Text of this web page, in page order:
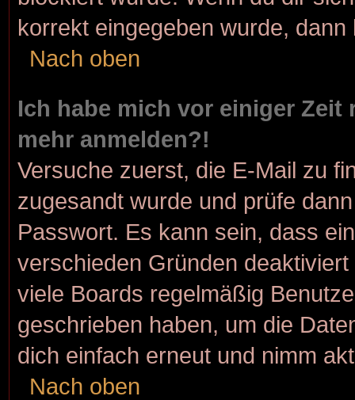
korrekt eingegeben wurde,
Nach oben
Ich habe mich vor einiger
mehr anmelden?!
Versuche zuerst, die E-Mail zu
zugesandt wurde und prüfe
Passwort. Es kann sein, dass
verschieden Gründen
viele Boards regelmäßig
geschrieben haben, um die
dich einfach erneut und nimm
Nach oben